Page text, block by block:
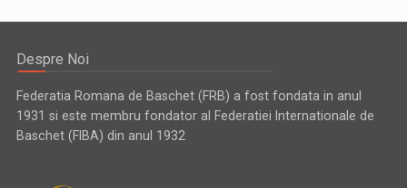
Despre Noi
Federatia Romana de Baschet (FRB) a fost fondata in anul
1931 si este membru fondator al Federatiei Internationale de
Baschet (FIBA) din anul 1932